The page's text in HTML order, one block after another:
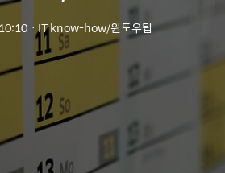
ㆍIT know-how/윈도우팁